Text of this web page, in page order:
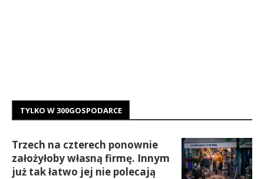
TYLKO W 300GOSPODARCE
Trzech na czterech ponownie
założyłoby własną firmę. Innym
już tak łatwo jej nie polecają